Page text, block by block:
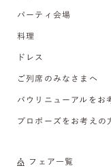
パーティ会場
料理
ドレス
ご列席のみなさまへ
バウリニューアルをお
プロポーズをお考えの
フェア一覧